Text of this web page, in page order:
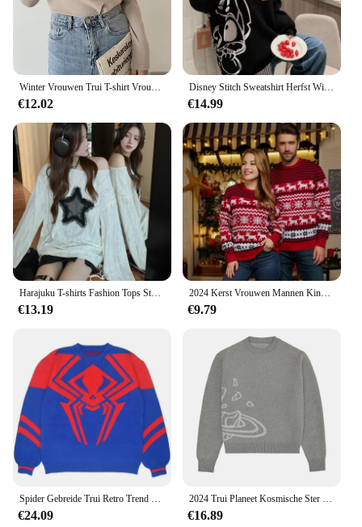
Winter Vrouwen Trui T-shirt Vrouwen Oversize T-shirt Vrouw Kleding Vrouwelijke Tee Tops Trui Lange Mouw Buis Gebreide T-shirt Top
€12.02
Disney Stitch Sweatshirt Herfst Winter Cartoon Leuke Man Vrouw Prints Ronde Hals Pullover Top Y2K Mode Paar Los Sweatshirt
€14.99
Harajuku T-shirts Fashion Tops Ster Hollow Out Lange Mouw T-shirt Koreaanse Kawaii Ropa Mujer Casual Y2k T-shirt Kleding voor Tieners
€13.19
2024 Kerst Vrouwen Mannen Kinderen Bijpassende Outfits Gebreide Trui Jacquard Jumper Lange Mouw Trui Vrouwelijke Warme Dikke Top Xmas Look
€9.79
Spider Gebreide Trui Retro Trend Gothic Pullover Mode Hiphop Rock Warme Losse Kleding Heren Y2ktops Vrouwen
€24.09
2024 Trui Planeet Kosmische Ster Gebreide Trui Teen Y 2K Kleding Traf Dames Top Zwarte Thermische Top Heren Losse Comfortabele Kleding
€16.89